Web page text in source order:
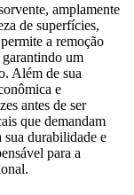
amplamente
de superfícies,
a remoção
um
Além de sua
e
antes de ser
que demandam
sua durabilidade e
para a